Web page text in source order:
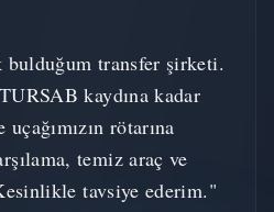
bulduğum transfer şirketi.
kaydına kadar
rötarına
temiz araç ve
tavsiye ederim."